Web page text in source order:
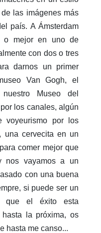
las imágenes más
país. A Ámsterdam
o mejor en uno de
con dos o tres
darnos un primer
Van Gogh, el
Museo del
los canales, algún
voyeurismo por los
una cervecita en un
comer mejor que
nos vayamos a un
con una buena
si puede ser un
que el éxito esta
la próxima, os
hasta me canso...